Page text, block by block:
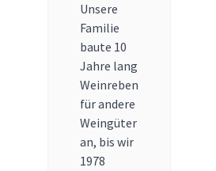
Unsere
Familie
baute 10
Jahre lang
Weinreben
für andere
Weingüter
an, bis wir
1978